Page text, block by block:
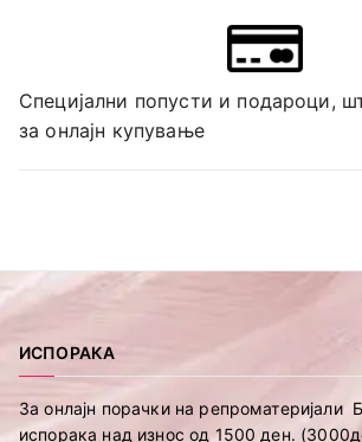
Специјални попусти и подароци,
за онлајн купување
ИСПОРАКА
За онлајн порачки на
испорака над износ од 1500 ден.